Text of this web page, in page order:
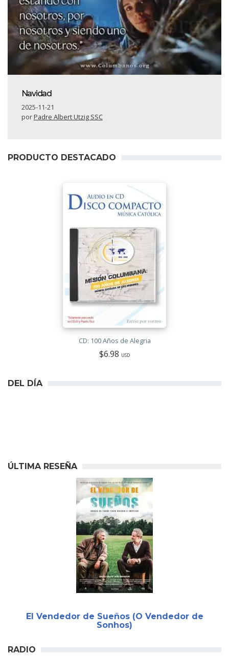
Navidad
2025-11-21
porPadre Albert Utzig SSC
PRODUCTO DESTACADO
CD: 100 Años de Alegria
$6.98 USD
DEL DÍA
ÚLTIMA RESEÑA
El Vendedor de Sueños (O Vendedor de
Sonhos)
RADIO